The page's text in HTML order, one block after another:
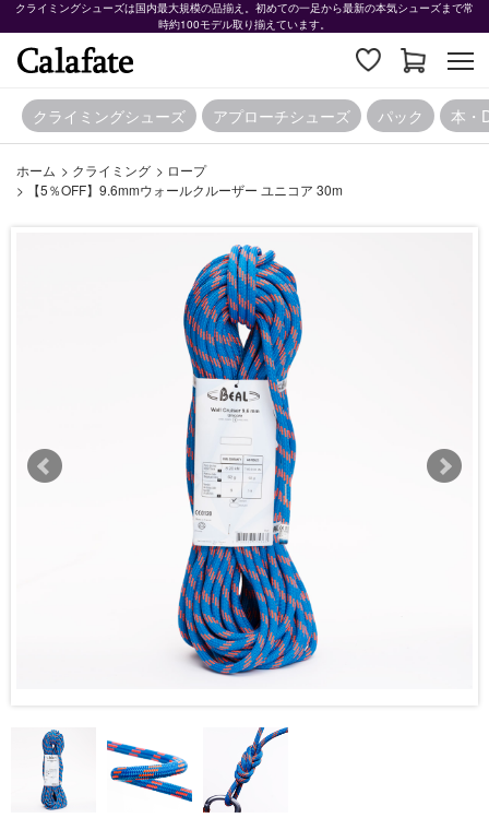
クライミングシューズは国内最大規模の品揃え。初めての一足から最新の本気シューズまで常
時約100モデル取り揃えています。
クライミングシューズ アプローチシューズ パック 本・
ホーム > クライミング > ロープ
>
【5％OFF】9.6mmウォールクルーザー ユニコア 30m